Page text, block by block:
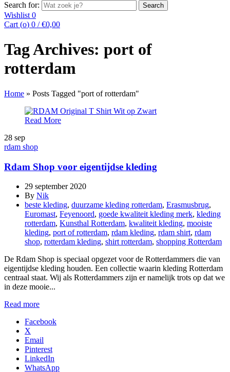
Search for:
Search
Wishlist 0
Cart (o) 0 / €0,00
Tag Archives: port of
rotterdam
Home » Posts Tagged "port of rotterdam"
Read More
28 sep
rdam shop
Rdam Shop voor eigentijdse kleding
29 september 2020
By Nik
beste kleding, duurzame kleding rotterdam, Erasmusbrug,
Euromast, Feyenoord, goede kwaliteit kleding merk, kleding
rotterdam, Kunsthal Rotterdam, kwaliteit kleding, mooiste
kleding, port of rotterdam, rdam kleding, rdam shirt, rdam
shop, rotterdam kleding, shirt rotterdam, shopping Rotterdam
De Rdam Shop is speciaal opgezet voor de Rotterdammers die van
eigentijdse kleding houden. Een collectie waarin kleding Rotterdam
centraal staat. Wij als Rotterdammers zijn er namelijk trots op dat we
in deze mooie...
Read more
Facebook
X
Email
Pinterest
LinkedIn
WhatsApp